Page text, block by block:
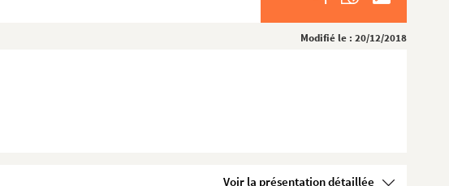
Modifié le : 20/12/2018
Voir la présentation détaillée